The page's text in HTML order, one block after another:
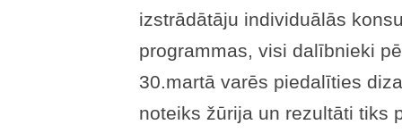
izstrādātāju individuālās
programmas, visi dalībnieki
30.martā varēs piedalīties
noteiks žūrija un rezultāti tiks